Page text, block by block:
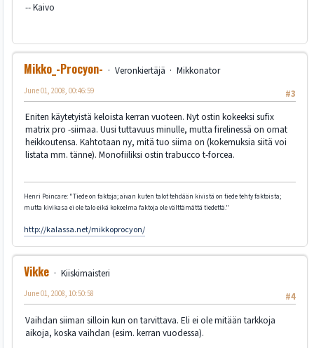
-- Kaivo
Mikko_-Procyon- Veronkiertäjä
Mikkonator
#3
June 01, 2008, 00:46:59
Eniten käytetyistä keloista kerran vuoteen. Nyt ostin kokeeksi sufix
matrix pro -siimaa. Uusi tuttavuus minulle, mutta firelinessä on omat
heikkoutensa. Kahtotaan ny, mitä tuo siima on (kokemuksia siitä voi
listata mm. tänne). Monofiiliksi ostin trabucco t-forcea.
Henri Poincare: "Tiede on faktoja; aivan kuten talot tehdään kivistä on tiede tehty faktoista;
mutta kivikasa ei ole talo eikä kokoelma faktoja ole välttämättä tiedettä."
http://kalassa.net/mikkoprocyon/
Vikke
Kiiskimaisteri
#4
June 01, 2008, 10:50:58
Vaihdan siiman silloin kun on tarvittava. Eli ei ole mitään tarkkoja
aikoja, koska vaihdan (esim. kerran vuodessa).